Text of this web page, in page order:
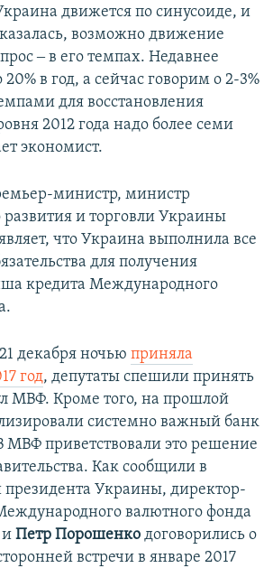
движется по синусоиде, и
возможно движение
‒ в его темпах. Недавнее
в год, а сейчас говорим о 2-3%
для восстановления
2012 года надо более семи
экономист.
министр, министр
и торговли Украины
что Украина выполнила все
для получения
кредита Международного
декабря ночью приняла
год, депутаты спешили принять
МВФ. Кроме того, на прошлой
системно важный банк
МВФ приветствовали это решение
Как сообщили в
Украины, директор-
валютного фонда
и Петр Порошенко договорились о
встречи в январе 2017